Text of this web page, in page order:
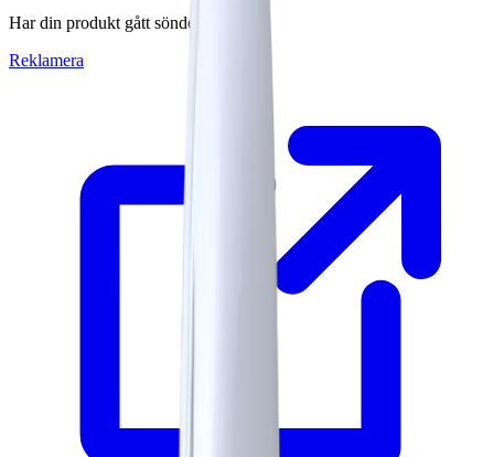
Har din produkt gått sönder?
Reklamera